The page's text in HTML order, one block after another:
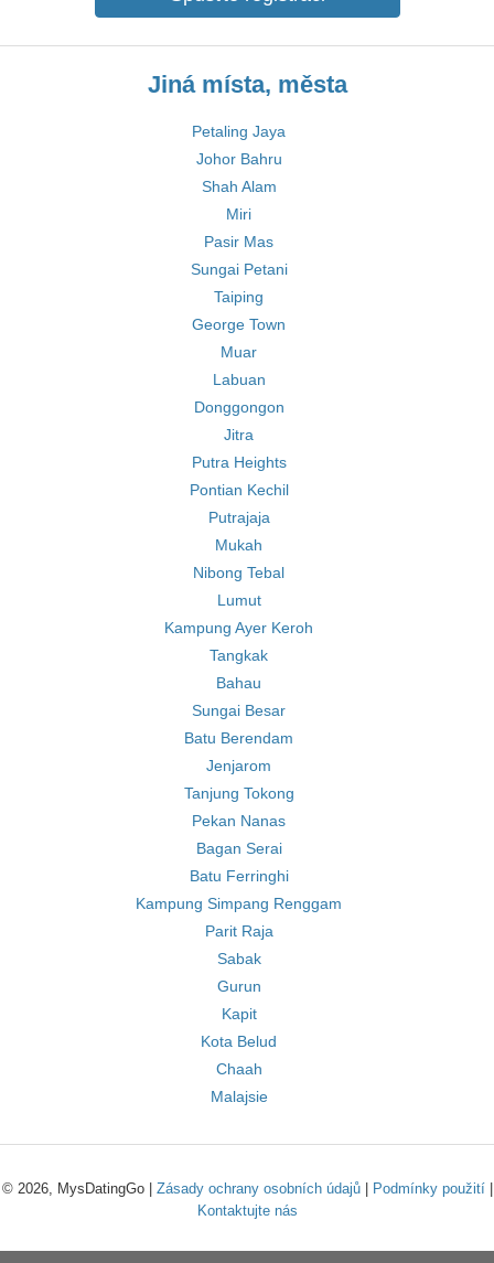
Jiná místa, města
Petaling Jaya
Johor Bahru
Shah Alam
Miri
Pasir Mas
Sungai Petani
Taiping
George Town
Muar
Labuan
Donggongon
Jitra
Putra Heights
Pontian Kechil
Putrajaja
Mukah
Nibong Tebal
Lumut
Kampung Ayer Keroh
Tangkak
Bahau
Sungai Besar
Batu Berendam
Jenjarom
Tanjung Tokong
Pekan Nanas
Bagan Serai
Batu Ferringhi
Kampung Simpang Renggam
Parit Raja
Sabak
Gurun
Kapit
Kota Belud
Chaah
Malajsie
© 2026, MysDatingGo | Zásady ochrany osobních údajů| Podmínky použití|
Kontaktujte nás